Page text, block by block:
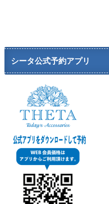
シータ公式予約アプリ